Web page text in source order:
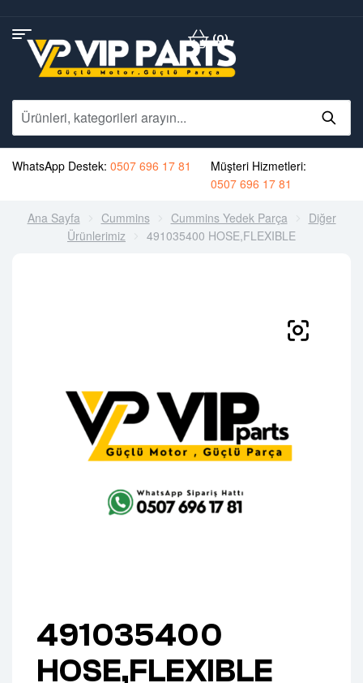
(0)
WhatsApp Destek: 0507 696 17 81
Müşteri Hizmetleri:
0507 696 17 81
Ana Sayfa Cummins Cummins Yedek Parça
Diğer
Ürünlerimiz
491035400 HOSE,FLEXIBLE
491035400
HOSE,FLEXIBLE